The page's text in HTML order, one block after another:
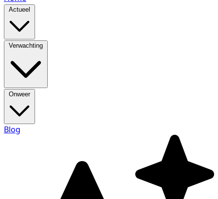
Actueel
Verwachting
Onweer
Blog